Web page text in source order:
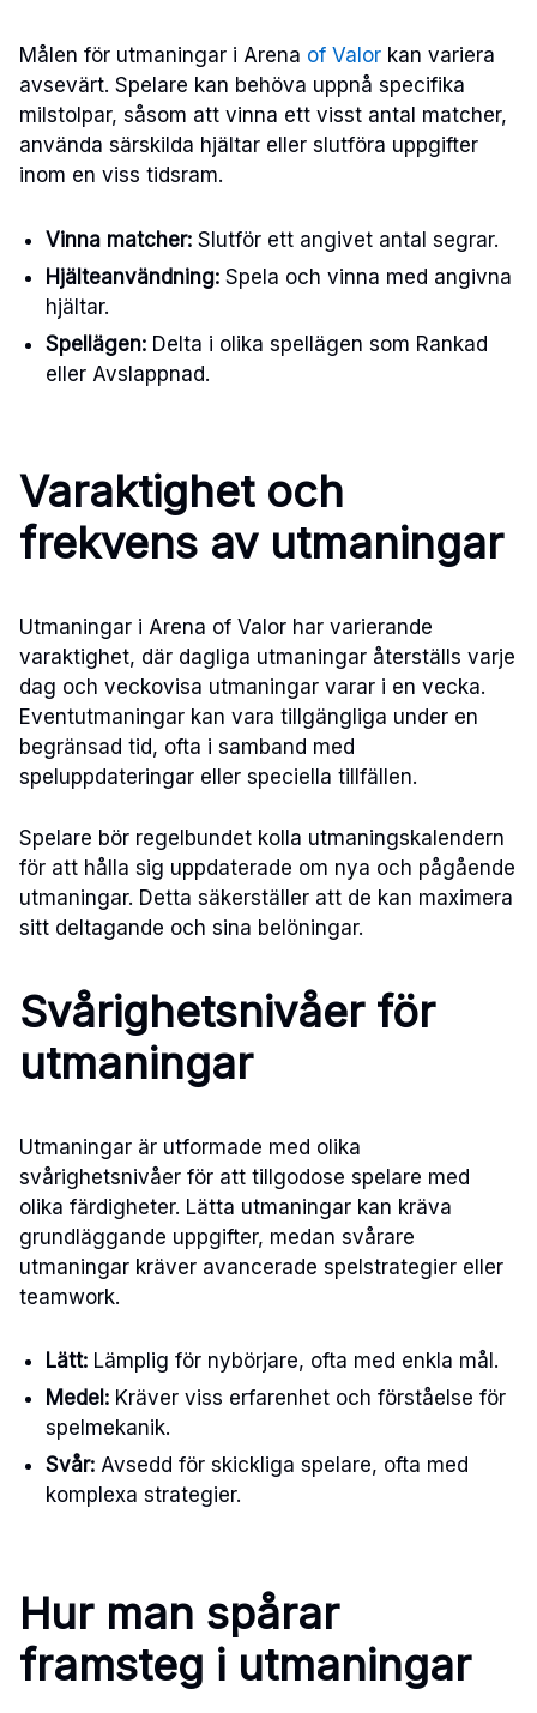
Målen för utmaningar i Arena of Valor kan variera
avsevärt. Spelare kan behöva uppnå specifika
milstolpar, såsom att vinna ett visst antal matcher,
använda särskilda hjältar eller slutföra uppgifter
inom en viss tidsram.
Vinna matcher: Slutför ett angivet antal segrar.
Hjälteanvändning: Spela och vinna med angivna
hjältar.
Spellägen: Delta i olika spellägen som Rankad
eller Avslappnad.
Varaktighet och
frekvens av utmaningar
Utmaningar i Arena of Valor har varierande
varaktighet, där dagliga utmaningar återställs varje
dag och veckovisa utmaningar varar i en vecka.
Eventutmaningar kan vara tillgängliga under en
begränsad tid, ofta i samband med
speluppdateringar eller speciella tillfällen.
Spelare bör regelbundet kolla utmaningskalendern
för att hålla sig uppdaterade om nya och pågående
utmaningar. Detta säkerställer att de kan maximera
sitt deltagande och sina belöningar.
Svårighetsnivåer för
utmaningar
Utmaningar är utformade med olika
svårighetsnivåer för att tillgodose spelare med
olika färdigheter. Lätta utmaningar kan kräva
grundläggande uppgifter, medan svårare
utmaningar kräver avancerade spelstrategier eller
teamwork.
Lätt: Lämplig för nybörjare, ofta med enkla mål.
Medel: Kräver viss erfarenhet och förståelse för
spelmekanik.
Svår: Avsedd för skickliga spelare, ofta med
komplexa strategier.
Hur man spårar
framsteg i utmaningar